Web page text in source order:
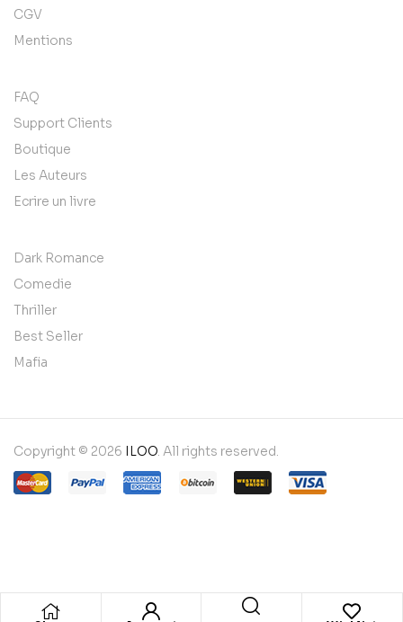
CGV
Mentions
FAQ
Support Clients
Boutique
Les Auteurs
Ecrire un livre
Dark Romance
Comedie
Thriller
Best Seller
Mafia
Copyright © 2026 ILOO. All rights reserved.